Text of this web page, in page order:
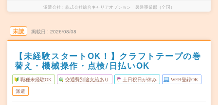
派遣会社 株式会社綜合キャリアオプション 製造事業部（全国）
未読 掲載日 2026/08/08
【未経験スタートOK！】クラフトテープの巻
替え・機械操作・点検/日払いOK
職種未経験OK 交通費別途支給あり 土日祝日が休み WEB登録OK
派遣